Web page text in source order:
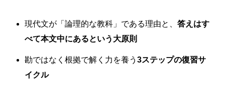
現代文が「論理的な教科」である理由と、 答えはす
べて本文中にあるという大原則
勘ではなく根拠で解く力を養う 3ステップの復習サ
イクル